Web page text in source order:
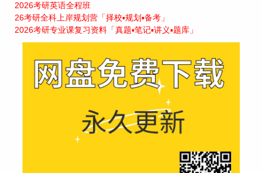
2026考研英语全程班
26考研全科上岸规划营「择校▪规划▪备考」
2026考研专业课复习资料「真题▪笔记▪讲义▪题库」